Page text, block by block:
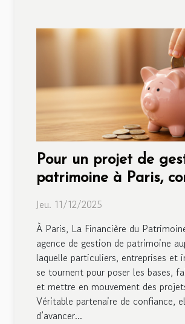
Pour un projet de
patrimoine à Paris,
La Financière !
Jeu. 11/12/2025
À Paris, La Financière du
agence de gestion de patrimoine
laquelle particuliers, entreprises et
se tournent pour poser les bases,
et mettre en mouvement des
Véritable partenaire de confiance,
d’avancer...